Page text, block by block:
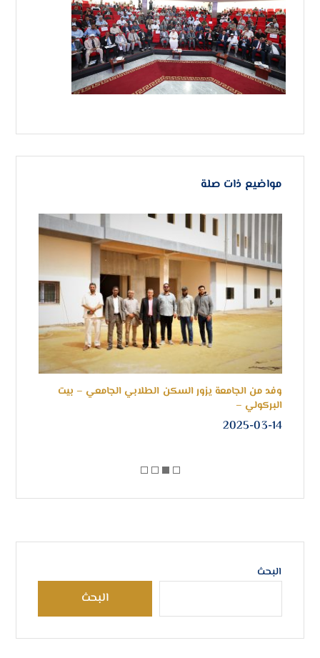
مواضيع ذات صلة
وفد من الجامعة يزور السكن الطلابي الجامعي – بيت
البركولي –
2025-03-14
البحث
البحث